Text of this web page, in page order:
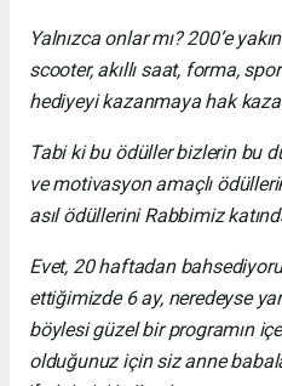
Yalnızca onlar mı? 200’e
scooter, akıllı saat, forma,
hediyeyi kazanmaya hak
Tabi ki bu ödüller bizlerin bu
ve motivasyon amaçlı
asıl ödüllerini Rabbimiz
Evet, 20 haftadan
ettiğimizde 6 ay, neredeyse
böylesi güzel bir programın
olduğunuz için siz anne